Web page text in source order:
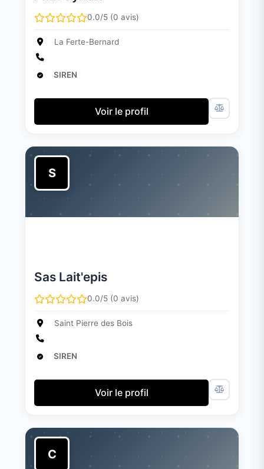
0.0/5 (0 avis)
La Ferte-Bernard
SIREN
Voir le profil
S
Sas Lait'epis
0.0/5 (0 avis)
Saint Pierre des Bois
SIREN
Voir le profil
C